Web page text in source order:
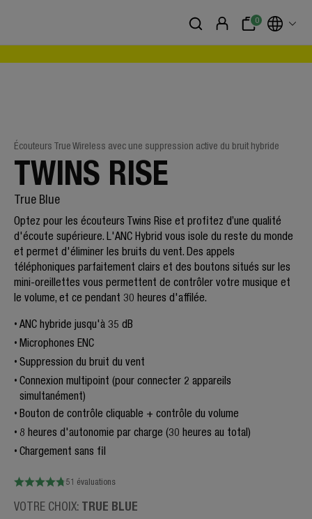
0
Écouteurs True Wireless avec une suppression active du bruit hybride
TWINS RISE
True Blue
Optez pour les écouteurs Twins Rise et profitez d’une qualité
d'écoute supérieure. L'ANC Hybrid vous isole du reste du monde
et permet d'éliminer les bruits du vent. Des appels
téléphoniques parfaitement clairs et des boutons situés sur les
mini-oreillettes vous permettent de contrôler votre musique et
le volume, et ce pendant 30 heures d'affilée.
ANC hybride jusqu'à 35 dB
Microphones ENC
Suppression du bruit du vent
Connexion multipoint (pour connecter 2 appareils
simultanément)
Bouton de contrôle cliquable + contrôle du volume
8 heures d'autonomie par charge (30 heures au total)
Chargement sans fil
51 évaluations
VOTRE CHOIX: TRUE BLUE